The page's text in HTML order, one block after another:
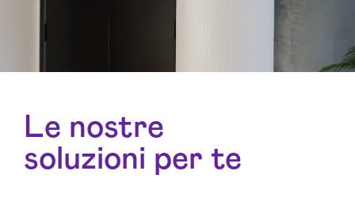
Le nostre
soluzioni per te